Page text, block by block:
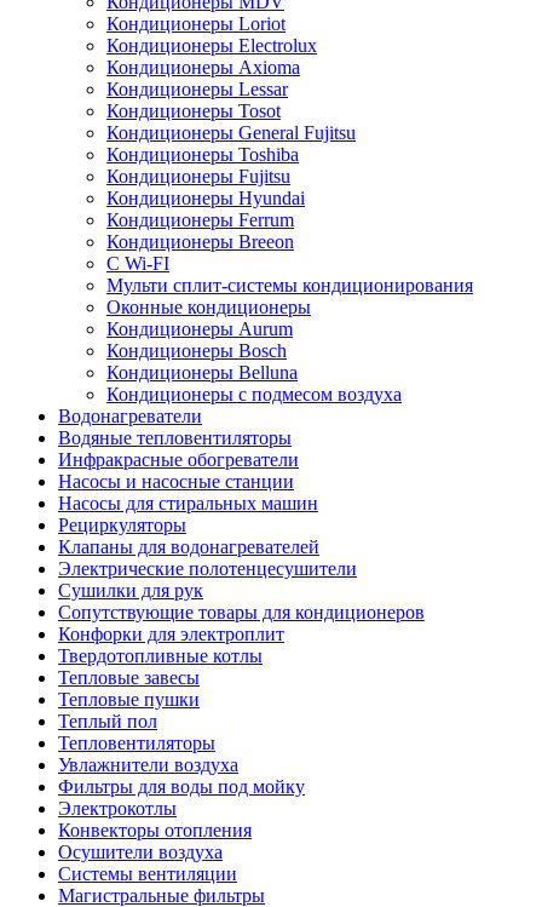
Кондиционеры Loriot
Кондиционеры Electrolux
Кондиционеры Axioma
Кондиционеры Lessar
Кондиционеры Tosot
Кондиционеры General Fujitsu
Кондиционеры Toshiba
Кондиционеры Fujitsu
Кондиционеры Hyundai
Кондиционеры Ferrum
Кондиционеры Breeon
С Wi-FI
Мульти сплит-системы кондиционирования
Оконные кондиционеры
Кондиционеры Aurum
Кондиционеры Bosch
Кондиционеры Belluna
Кондиционеры с подмесом воздуха
Водонагреватели
Водяные тепловентиляторы
Инфракрасные обогреватели
Насосы и насосные станции
Насосы для стиральных машин
Рециркуляторы
Клапаны для водонагревателей
Электрические полотенцесушители
Сушилки для рук
Сопутствующие товары для кондиционеров
Конфорки для электроплит
Твердотопливные котлы
Тепловые завесы
Тепловые пушки
Теплый пол
Тепловентиляторы
Увлажнители воздуха
Фильтры для воды под мойку
Электрокотлы
Конвекторы отопления
Осушители воздуха
Системы вентиляции
Магистральные фильтры